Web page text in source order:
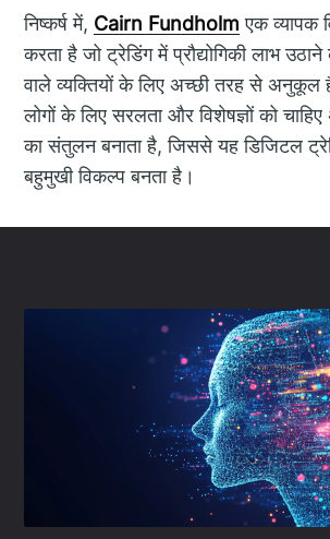
निष्कर्ष में, Cairn Fundholm एक व्यापक
करता है जो ट्रेडिंग में प्रौद्योगिकी लाभ
वाले व्यक्तियों के लिए अच्छी तरह से
लोगों के लिए सरलता और विशेषज्ञों को
का संतुलन बनाता है, जिससे यह डिजिटल
बहुमुखी विकल्प बनता है।